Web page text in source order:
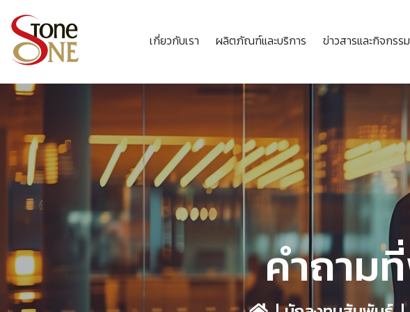
เกี่ยวกับเรา ผลิตภัณฑ์และบริการ ข่าวสารและกิจกรรม
คำถาม